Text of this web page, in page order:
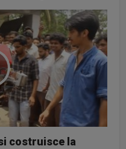
costruisce la